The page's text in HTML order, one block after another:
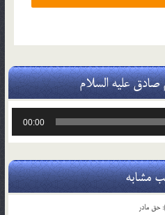
صادق علیه السلام
00:00
مشابه
حق مادر